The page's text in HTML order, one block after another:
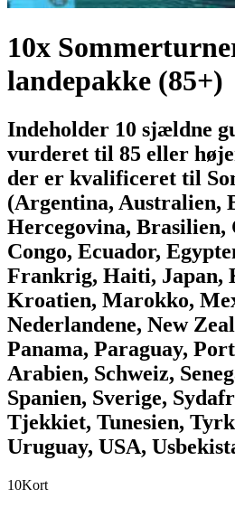
10x
landepakke (85+)
Indeholder 10 sjældne
vurderet til 85 eller
der er kvalificeret til
(Argentina, Australien,
Hercegovina, Brasilien,
Congo, Ecuador,
Frankrig, Haiti, Japan,
Kroatien, Marokko,
Nederlandene, New
Panama, Paraguay,
Arabien, Schweiz,
Spanien, Sverige,
Tjekkiet, Tunesien,
Uruguay, USA,
10Kort